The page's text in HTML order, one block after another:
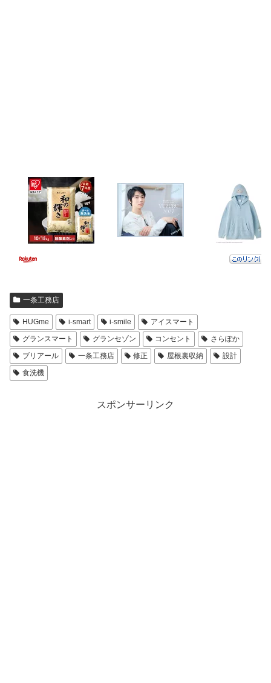
一条工務店
HUGme i-smart i-smile
アイスマート
グランスマート
グランセゾン コンセント
さらぽか
ブリアール
一条工務店 修正 屋根裏収納
設計
食洗機
スポンサーリンク